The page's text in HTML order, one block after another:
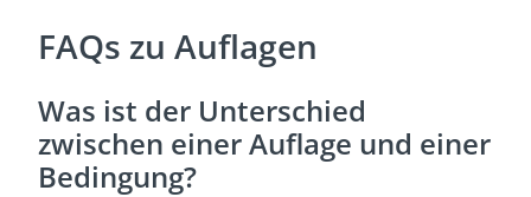
FAQs zu Auflagen
Was ist der Unterschied
zwischen einer Auflage und einer
Bedingung?